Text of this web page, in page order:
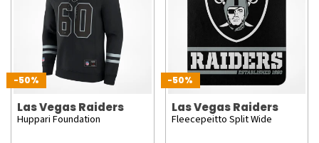
-50%
Las Vegas Raiders
Huppari Foundation
-50%
Las Vegas Raiders
Fleecepeitto Split Wide